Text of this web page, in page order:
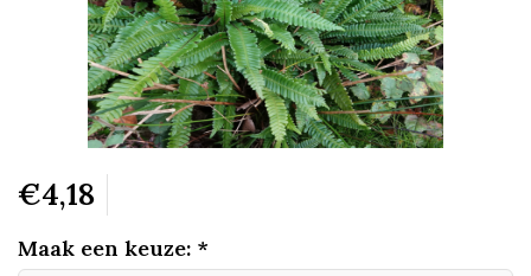
€4,18
Maak een keuze: *